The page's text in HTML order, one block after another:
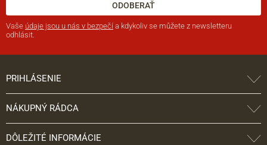
ODOBERAŤ
Vaše údaje jsou u nás v bezpečí a kdykoliv se můžete z newsletteru
odhlásit.
PRIHLÁSENIE
NÁKUPNÝ RÁDCA
DÔLEŽITÉ INFORMÁCIE